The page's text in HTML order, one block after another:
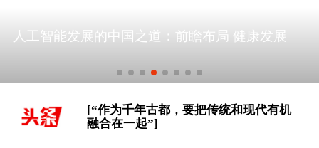
人工智能发展的中国之道：前瞻布局 健康发展
东方之约 相约未来
[经纬线·向新，向前]
[“作为千年古都，要把传统和现代有机
融合在一起”]